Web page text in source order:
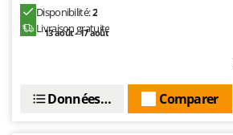
Disponibilité:2
Livraison gratuite
13 août - 17 août
Comparer
Données techniques